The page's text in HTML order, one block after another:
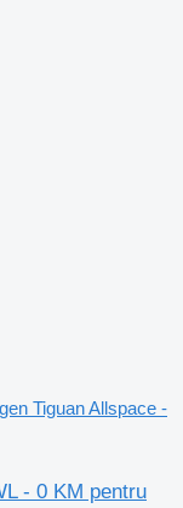
Tiguan Allspace -
- 0 KM pentru